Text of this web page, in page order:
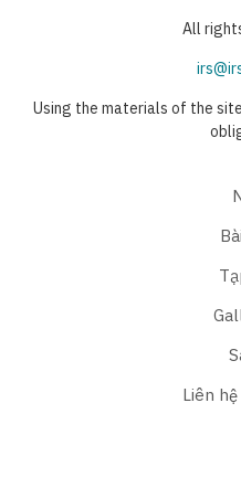
All
Using the materials of the
Liên